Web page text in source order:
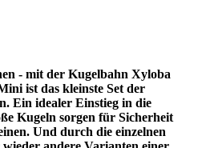
- mit der Kugelbahn Xyloba
ist das kleinste Set der
Ein idealer Einstieg in die
Kugeln sorgen für Sicherheit
Und durch die einzelnen